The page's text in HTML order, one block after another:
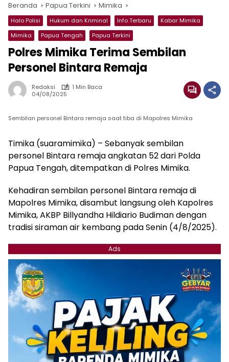
Beranda Papua Terkini Mimika
Halo Polisi Hukum dan Kriminal Info Terbaru
Kabar Mimika
Mimika
Papua Tengah Papua Terkini
Polres Mimika Terima Sembilan
Personel Bintara Remaja
Redaksi
1 Min Baca
04/08/2025
Sembilan personel Bintara remaja saat tiba di Mapolres Mimika
Timika (suaramimika) – Sebanyak sembilan
personel Bintara remaja angkatan 52 dari Polda
Papua Tengah, ditempatkan di Polres Mimika.
Kehadiran sembilan personel Bintara remaja di
Mapolres Mimika, disambut langsung oleh Kapolres
Mimika, AKBP Billyandha Hildiario Budiman dengan
tradisi siraman air kembang pada Senin (4/8/2025).
Ads